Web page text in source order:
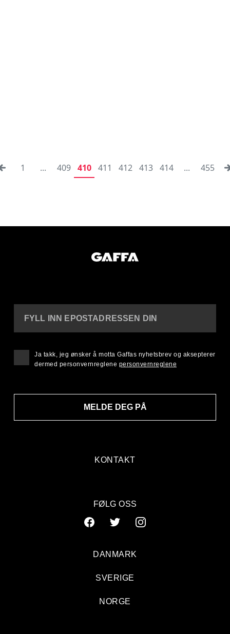
1 ... 409 410 411 412 413 414 ... 455
KONTAKT
FYLL INN EPOSTADRESSEN DIN
MELDE DEG PÅ
Ja takk, jeg ønsker å motta Gaffas nyhetsbrev og aksepterer
dermed personvernreglene personvernreglene
FØLG OSS
DANMARK
SVERIGE
NORGE